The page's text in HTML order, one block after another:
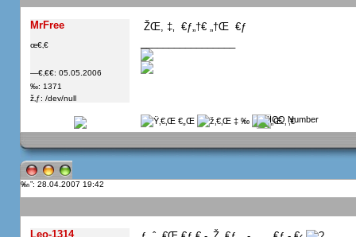
MrFree
œ€‚€
—€‚€€: 05.05.2006
‰: 1371
ž‚ƒ: /dev/null
 ŽŒ, ‡‚  €ƒ„†€ „†Œ  €ƒ
”: 28.04.2007 19:42
Leo-1314